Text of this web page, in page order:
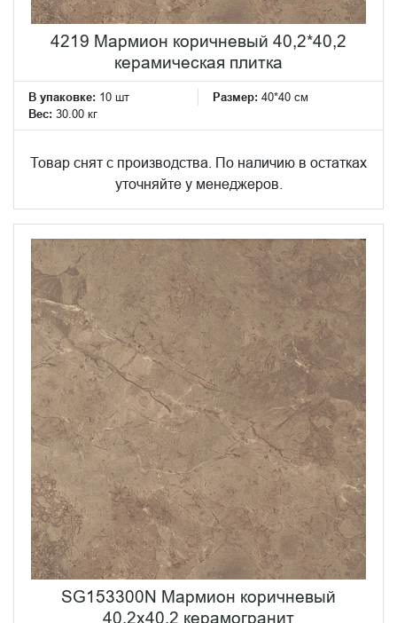
4219 Мармион коричневый 40,2*40,2
керамическая плитка
В упаковке: 10 шт Размер: 40*40 см
Вес: 30.00 кг
Товар снят с производства. По наличию в остатках
уточняйте у менеджеров.
SG153300N Мармион коричневый
40,2x40,2 керамогранит